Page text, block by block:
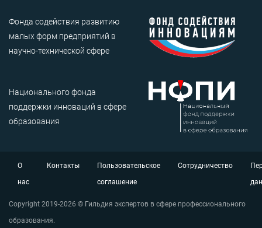
Фонда содействия развитию
малых форм предприятий в
научно-технической сфере
Национального фонда
поддержки инноваций в сфере
образования
Copyright 2019-2026 © Гильдия экспертов в сфере профессионального
образования.
О
нас
Контакты
Пользовательское
соглашение
Сотрудничество